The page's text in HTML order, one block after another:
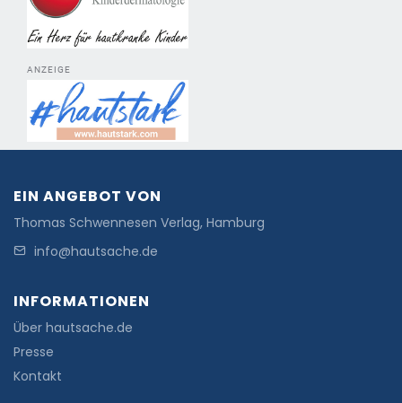
ANZEIGE
EIN ANGEBOT VON
Thomas Schwennesen Verlag, Hamburg
info@hautsache.de
INFORMATIONEN
Über hautsache.de
Presse
Kontakt